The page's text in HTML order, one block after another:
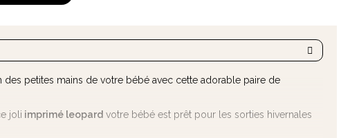
des petites mains de votre bébé avec cette adorable paire de
joli imprimé leopard votre bébé est prêt pour les sorties hivernales